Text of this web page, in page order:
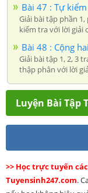
Bài 47 : Tự
Giải bài tập phần 1,
kiểm tra với lời giải
Bài 48 : Cộng
Giải bài tập 1, 2, 3
thập phân với lời
Luyện Bài Tập
>> Học trực tuyến
Tuyensinh247.com.